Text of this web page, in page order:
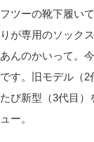
ツーの靴下履い
が専用のソック
んのかいって。
す。旧モデル（2
び新型（3代目
ー。